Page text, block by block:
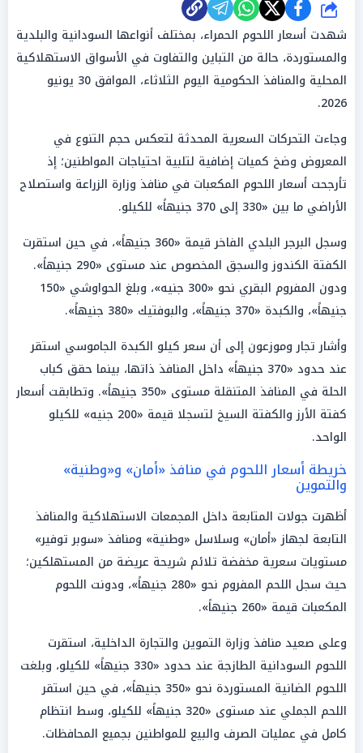
شارك
شهدت أسعار اللحوم الحمراء، بمختلف أنواعها السودانية والبلدية
والمستوردة، حالة من التباين والتفاوت في الأسواق الاستهلاكية
المحلية والمنافذ الحكومية اليوم الثلاثاء، الموافق 30 يونيو
2026.
وجاءت التحركات السعرية المحدثة لتعكس حجم التنوع في
المعروض وضخ كميات إضافية لتلبية احتياجات المواطنين؛ إذ
تأرجحت أسعار اللحوم المكعبات في منافذ وزارة الزراعة واستصلاح
الأراضي ما بين «330 إلى 370 جنيهاً» للكيلو.
وسجل البرجر البلدي الفاخر قيمة «360 جنيهاً»، في حين استقرت
الكفتة الكندوز والسجق المخصوص عند مستوى «290 جنيهاً».
ودون المفروم البقري نحو «300 جنيه»، وبلغ الحواوشي «150
جنيهاً»، والكبدة «370 جنيهاً»، والبوفتيك «380 جنيهاً».
وأشار تجار وموزعون إلى أن سعر كيلو الكبدة الجاموسي استقر
عند حدود «370 جنيهاً» داخل المنافذ ذاتها، بينما حقق كباب
الحلة في المنافذ المتنقلة مستوى «350 جنيهاً». وتطابقت أسعار
كفتة الأرز والكفتة السيخ لتسجلا قيمة «200 جنيه» للكيلو
الواحد.
خريطة أسعار اللحوم في منافذ «أمان» و«وطنية»
والتموين
أظهرت جولات المتابعة داخل المجمعات الاستهلاكية والمنافذ
التابعة لجهاز «أمان» وسلاسل «وطنية» ومنافذ «سوبر توفير»
مستويات سعرية مخفضة تلائم شريحة عريضة من المستهلكين؛
حيث سجل اللحم المفروم نحو «280 جنيهاً»، ودونت اللحوم
المكعبات قيمة «260 جنيهاً».
وعلى صعيد منافذ وزارة التموين والتجارة الداخلية، استقرت
اللحوم السودانية الطازجة عند حدود «330 جنيهاً» للكيلو، وبلغت
اللحوم الضانية المستوردة نحو «350 جنيهاً»، في حين استقر
اللحم الجملي عند مستوى «320 جنيهاً» للكيلو، وسط انتظام
كامل في عمليات الصرف والبيع للمواطنين بجميع المحافظات.